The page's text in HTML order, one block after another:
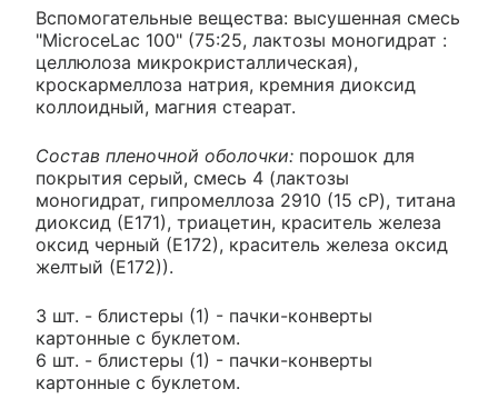
Вспомогательные вещества: высушенная смесь
"MicroceLac 100" (75:25, лактозы моногидрат :
целлюлоза микрокристаллическая),
кроскармеллоза натрия, кремния диоксид
коллоидный, магния стеарат.
Состав пленочной оболочки: порошок для
покрытия серый, смесь 4 (лактозы
моногидрат, гипромеллоза 2910 (15 cP), титана
диоксид (Е171), триацетин, краситель железа
оксид черный (Е172), краситель железа оксид
желтый (Е172)).
3 шт. - блистеры (1) - пачки-конверты
картонные с буклетом.
6 шт. - блистеры (1) - пачки-конверты
картонные с буклетом.